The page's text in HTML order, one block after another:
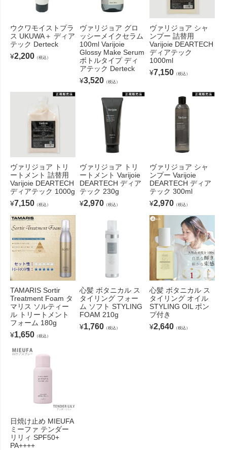
ウクワモイストプラ
ス UKUWA＋ ディア
テック Derteck
¥2,200 （税込）
ヴァリジョア グロ
ッシーメイクセラム
100ml Varijoie
Glossy Make Serum
ボトルタイプ ディ
アテック Derteck
¥3,520 （税込）
ヴァリジョア シャ
ンプー 詰替用
Varijoie DEARTECH
ディアテック
1000ml
¥7,150（税込）
ヴァリジョア トリ
ートメント 詰替用
Varijoie DEARTECH
ディアテック 1000g
¥7,150 （税込）
ヴァリジョア トリ
ートメント Varijoie
DEARTECH ディア
テック 230g
¥2,970 （税込）
ヴァリジョア シャ
ンプー Varijoie
DEARTECH ディア
テック 300ml
¥2,970（税込）
TAMARIS Sortir
Treatment Foam タ
マリス ソルティー
ル トリートメント
フォーム 180g
¥1,650 （税込）
心髪 ボタニカル ス
タイリング フォー
ム ソフト STYLING
FOAM 210g
¥1,760 （税込）
心髪 ボタニカル ス
タイリング オイル
STYLING OIL ポン
プ付き
¥2,640（税込）
日焼け止め MIEUFA
ミーファ テンダー
リリィ SPF50+
PA++++